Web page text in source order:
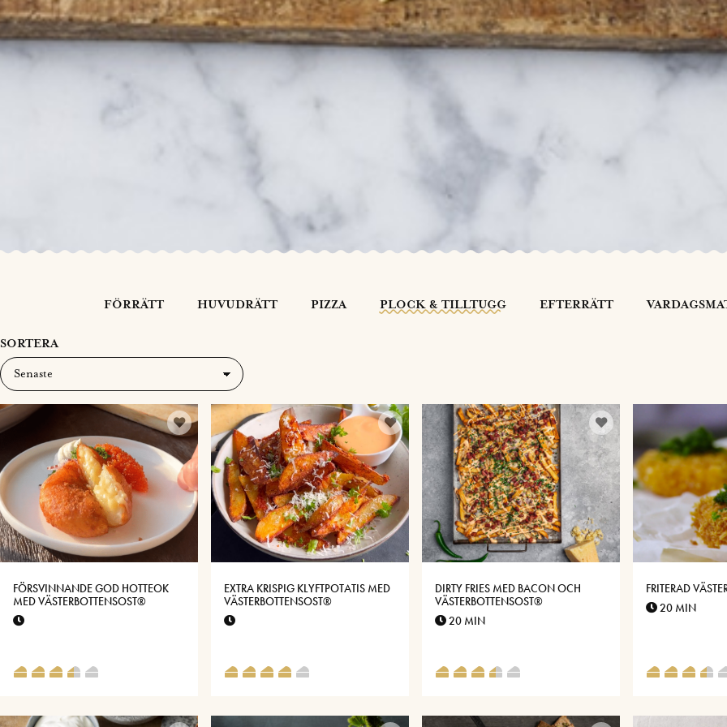
FÖRRÄTT HUVUDRÄTT PIZZA PLOCK & TILLTUGG EFTERRÄTT
SORTERA
FÖRSVINNANDE GOD HOTTEOK
MED VÄSTERBOTTENSOST®
EXTRA KRISPIG KLYFTPOTATIS MED
VÄSTERBOTTENSOST®
DIRTY FRIES MED BACON OCH
VÄSTERBOTTENSOST®
20 MIN
FRITERAD
20 MIN